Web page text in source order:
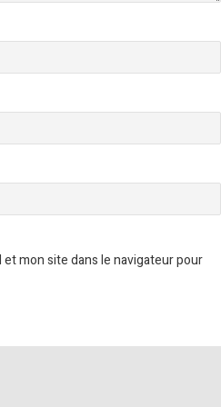
mon site dans le navigateur pour